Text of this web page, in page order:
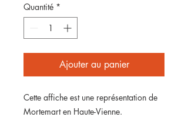
Quantité *
Ajouter au panier
Cette affiche est une représentation de
Mortemart en Haute-Vienne.